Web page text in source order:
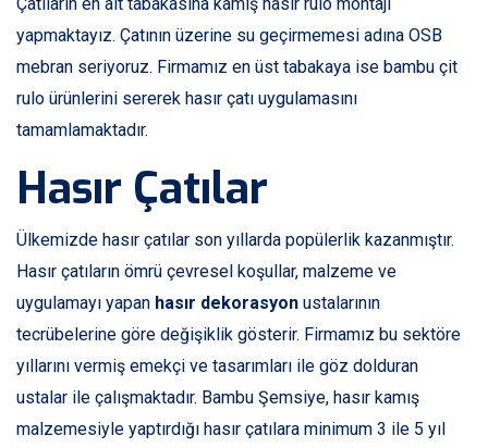
yapmaktayız. Çatının üzerine su geçirmemesi adına OSB
mebran seriyoruz. Firmamız en üst tabakaya ise bambu çit
rulo ürünlerini sererek hasır çatı uygulamasını
tamamlamaktadır.
Hasır Çatılar
Ülkemizde hasır çatılar son yıllarda popülerlik kazanmıştır.
Hasır çatıların ömrü çevresel koşullar, malzeme ve
uygulamayı yapan hasır dekorasyon ustalarının
tecrübelerine göre değişiklik gösterir. Firmamız bu sektöre
yıllarını vermiş emekçi ve tasarımları ile göz dolduran
ustalar ile çalışmaktadır. Bambu Şemsiye, hasır kamış
malzemesiyle yaptırdığı hasır çatılara minimum 3 ile 5 yıl